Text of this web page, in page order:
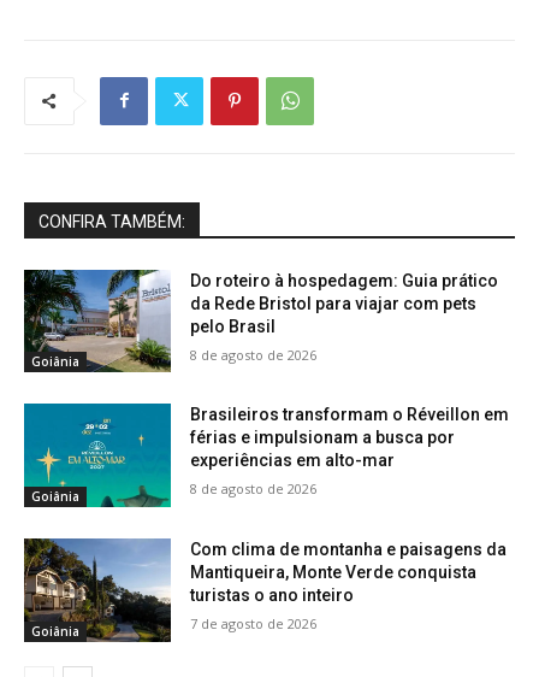
CONFIRA TAMBÉM:
Goiânia
Do roteiro à hospedagem: Guia prático
da Rede Bristol para viajar com pets
pelo Brasil
8 de agosto de 2026
Goiânia
Brasileiros transformam o Réveillon em
férias e impulsionam a busca por
experiências em alto-mar
8 de agosto de 2026
Goiânia
Com clima de montanha e paisagens da
Mantiqueira, Monte Verde conquista
turistas o ano inteiro
7 de agosto de 2026